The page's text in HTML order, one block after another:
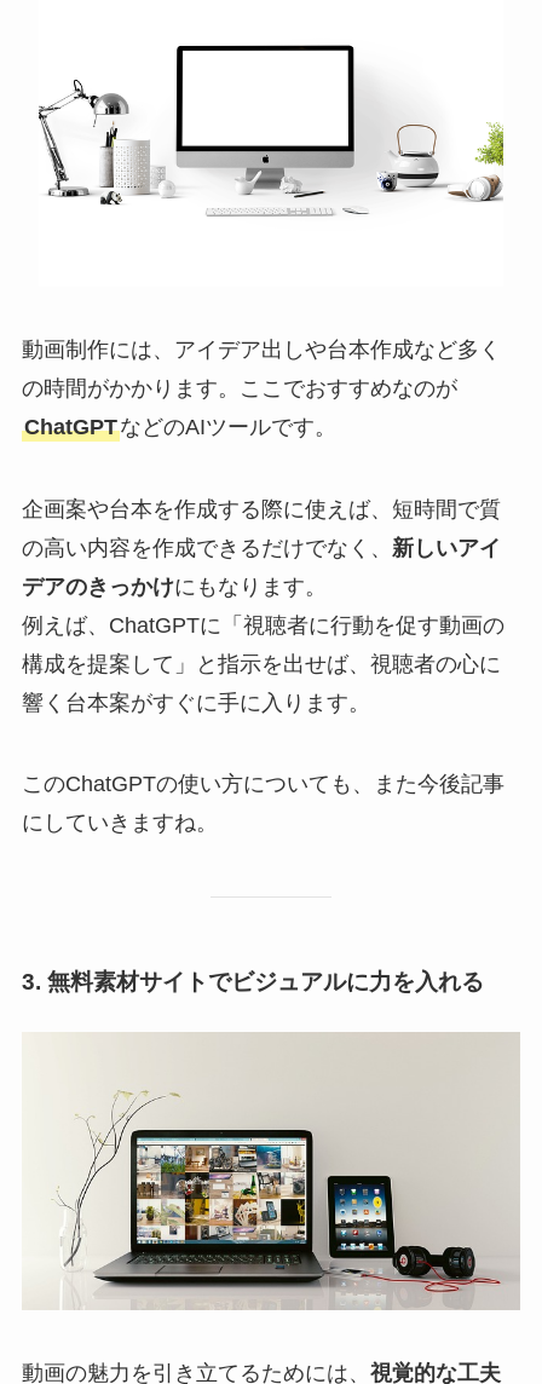
動画制作には、アイデア出しや台本作成など多く
の時間がかかります。ここでおすすめなのが
ChatGPTなどのAIツールです。
企画案や台本を作成する際に使えば、短時間で質
の高い内容を作成できるだけでなく、 新しいアイ
デアのきっかけにもなります。
例えば、ChatGPTに「視聴者に行動を促す動画の
構成を提案して」と指示を出せば、視聴者の心に
響く台本案がすぐに手に入ります。
このChatGPTの使い方についても、また今後記事
にしていきますね。
3. 無料素材サイトでビジュアルに力を入れる
動画の魅力を引き立てるためには、 視覚的な工夫